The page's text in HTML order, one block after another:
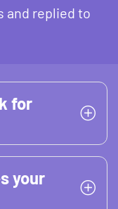
and replied to
for
your